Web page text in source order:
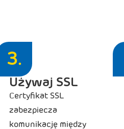
3.
Używaj SSL
Certyfikat SSL
zabezpiecza
komunikację między